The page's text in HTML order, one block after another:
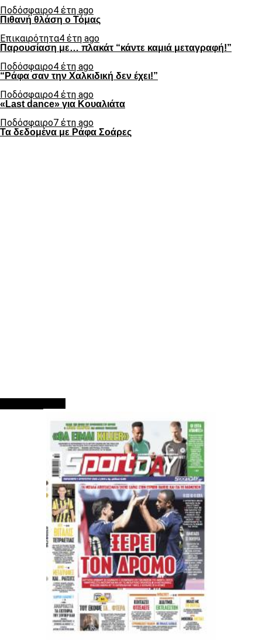
Ποδόσφαιρο4 έτη ago
Πιθανή θλάση ο Τόμας
Επικαιρότητα4 έτη ago
Παρουσίαση με… πλακάτ “κάντε καμιά μεταγραφή!”
Ποδόσφαιρο4 έτη ago
“Ράφα σαν την Χαλκιδική δεν έχει!”
Ποδόσφαιρο4 έτη ago
«Last dance» για Κουαλιάτα
Ποδόσφαιρο7 έτη ago
Τα δεδομένα με Ράφα Σοάρες